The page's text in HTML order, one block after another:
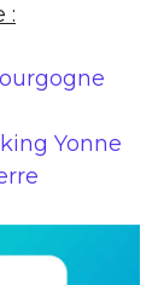
:
Yonne